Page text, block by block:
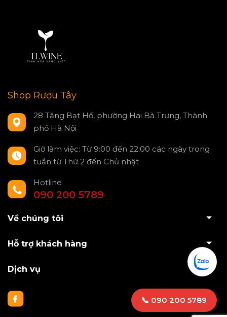
Shop Rượu Tây
28 Tăng Bạt Hổ, phường Hai Bà Trưng, Thành
phố Hà Nội
Giờ làm việc: Từ 9:00 đến 22:00 các ngày trong
tuần từ Thứ 2 đến Chủ nhật
Hotline
090 200 5789
Về chúng tôi
Hỗ trợ khách hàng
Dịch vụ
📞 090 200 5789